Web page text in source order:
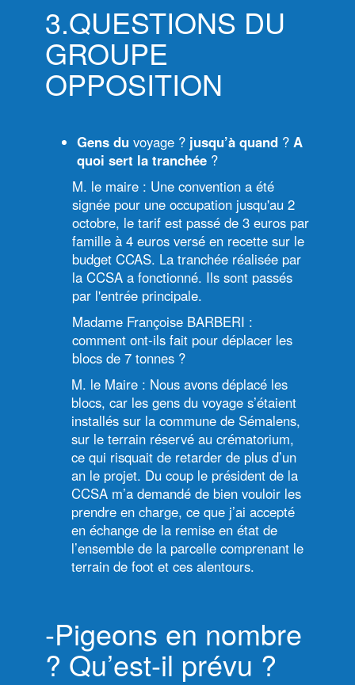
3.QUESTIONS DU
GROUPE
OPPOSITION
Gens du voyage ? jusqu’à quand ? A
quoi sert la tranchée ?
M. le maire : Une convention a été
signée pour une occupation jusqu'au 2
octobre, le tarif est passé de 3 euros par
famille à 4 euros versé en recette sur le
budget CCAS. La tranchée réalisée par
la CCSA a fonctionné. Ils sont passés
par l'entrée principale.
Madame Françoise BARBERI :
comment ont-ils fait pour déplacer les
blocs de 7 tonnes ?
M. le Maire : Nous avons déplacé les
blocs, car les gens du voyage s’étaient
installés sur la commune de Sémalens,
sur le terrain réservé au crématorium,
ce qui risquait de retarder de plus d’un
an le projet. Du coup le président de la
CCSA m’a demandé de bien vouloir les
prendre en charge, ce que j’ai accepté
en échange de la remise en état de
l’ensemble de la parcelle comprenant le
terrain de foot et ces alentours.
-Pigeons en nombre
? Qu’est-il prévu ?